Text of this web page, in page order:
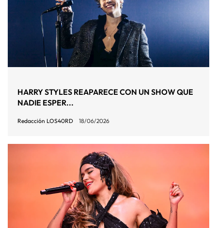
HARRY STYLES REAPARECE CON UN SHOW QUE
NADIE ESPER...
Redacción LOS40RD 18/06/2026